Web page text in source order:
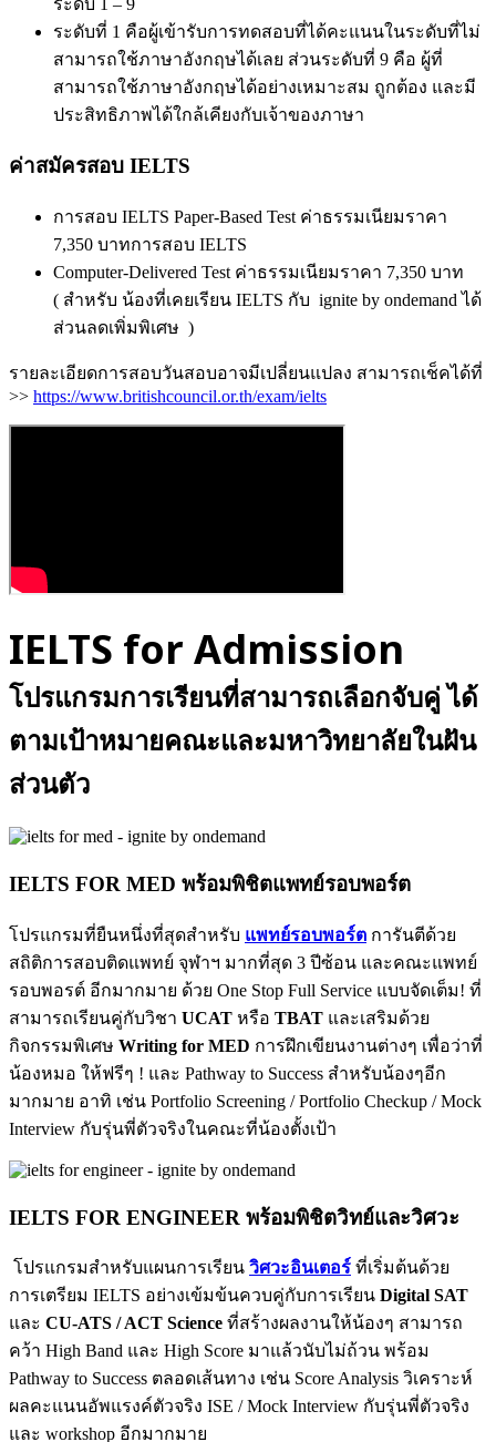
ระดับ 1 – 9
ระดับที่ 1 คือผู้เข้ารับการทดสอบที่ได้คะแนนในระดับที่ไม่
สามารถใช้ภาษาอังกฤษได้เลย ส่วนระดับที่ 9 คือ ผู้ที่
สามารถใช้ภาษาอังกฤษได้อย่างเหมาะสม ถูกต้อง และมี
ประสิทธิภาพได้ใกล้เคียงกับเจ้าของภาษา
ค่าสมัครสอบ IELTS
การสอบ IELTS Paper-Based Test ค่าธรรมเนียมราคา
7,350 บาทการสอบ IELTS
Computer-Delivered Test ค่าธรรมเนียมราคา 7,350 บาท
( สำหรับ น้องที่เคยเรียน IELTS กับ ignite by ondemand ได้
ส่วนลดเพิ่มพิเศษ )
รายละเอียดการสอบวันสอบอาจมีเปลี่ยนแปลง สามารถเช็คได้ที่
>> https://www.britishcouncil.or.th/exam/ielts
IELTS for Admission
โปรแกรมการเรียนที่สามารถเลือกจับคู่ ได้
ตามเป้าหมายคณะและมหาวิทยาลัยในฝัน
ส่วนตัว
IELTS FOR MED พร้อมพิชิตแพทย์รอบพอร์ต
โปรแกรมที่ยืนหนึ่งที่สุดสำหรับ แพทย์รอบพอร์ต การันตีด้วย
สถิติการสอบติดแพทย์ จุฬาฯ มากที่สุด 3 ปีซ้อน และคณะแพทย์
รอบพอรต์ อีกมากมาย ด้วย One Stop Full Service แบบจัดเต็ม! ที่
สามารถเรียนคู่กับวิชา UCAT หรือ TBAT และเสริมด้วย
กิจกรรมพิเศษ Writing for MED การฝึกเขียนงานต่างๆ เพื่อว่าที่
น้องหมอ ให้ฟรีๆ ! และ Pathway to Success สำหรับน้องๆอีก
มากมาย อาทิ เช่น Portfolio Screening / Portfolio Checkup / Mock
Interview กับรุ่นพี่ตัวจริงในคณะที่น้องตั้งเป้า
IELTS FOR ENGINEER พร้อมพิชิตวิทย์และวิศวะ
โปรแกรมสำหรับแผนการเรียน วิศวะอินเตอร์ ที่เริ่มต้นด้วย
การเตรียม IELTS อย่างเข้มข้นควบคู่กับการเรียน Digital SAT
และ CU-ATS / ACT Science ที่สร้างผลงานให้น้องๆ สามารถ
คว้า High Band และ High Score มาแล้วนับไม่ถ้วน พร้อม
Pathway to Success ตลอดเส้นทาง เช่น Score Analysis วิเคราะห์
ผลคะแนนอัพแรงค์ตัวจริง ISE / Mock Interview กับรุ่นพี่ตัวจริง
และ workshop อีกมากมาย